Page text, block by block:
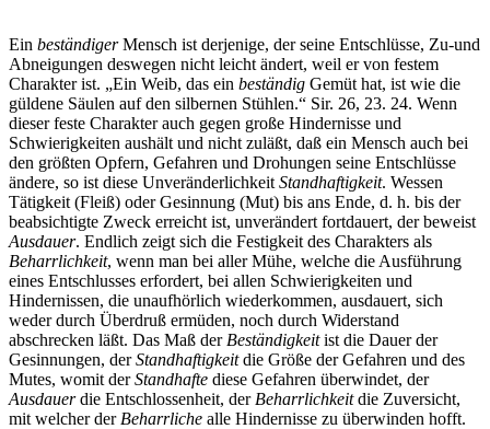
Ein beständigerMensch ist derjenige, der seine Entschlüsse, Zu-und
Abneigungen deswegen nicht leicht ändert, weil er von festem
Charakter ist. „Ein Weib, das ein beständig Gemüt hat, ist wie die
güldene Säulen auf den silbernen Stühlen.“ Sir. 26, 23. 24. Wenn
dieser feste Charakter auch gegen große Hindernisse und
Schwierigkeiten aushält und nicht zuläßt, daß ein Mensch auch bei
den größten Opfern, Gefahren und Drohungen seine Entschlüsse
ändere, so ist diese Unveränderlichkeit Standhaftigkeit. Wessen
Tätigkeit (Fleiß) oder Gesinnung (Mut) bis ans Ende, d. h. bis der
beabsichtigte Zweck erreicht ist, unverändert fortdauert, der beweist
Ausdauer. Endlich zeigt sich die Festigkeit des Charakters als
Beharrlichkeit, wenn man bei aller Mühe, welche die Ausführung
eines Entschlusses erfordert, bei allen Schwierigkeiten und
Hindernissen, die unaufhörlich wiederkommen, ausdauert, sich
weder durch Überdruß ermüden, noch durch Widerstand
abschrecken läßt. Das Maß der Beständigkeitist die Dauer der
Gesinnungen, derStandhaftigkeitdie Größe der Gefahren und des
Mutes, womit derStandhafte diese Gefahren überwindet, der
Ausdauerdie Entschlossenheit, der Beharrlichkeitdie Zuversicht,
mit welcher der Beharrliche alle Hindernisse zu überwinden hofft.